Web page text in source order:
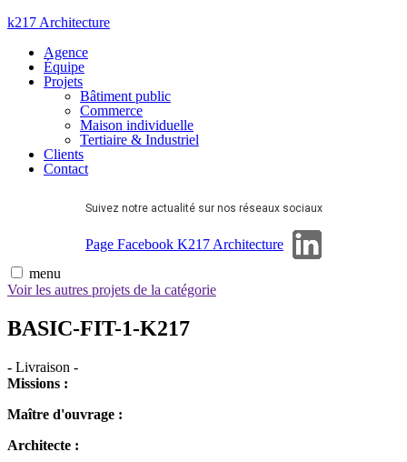
Aller
contenu
k217 Architecture
Agence
Équipe
Projets
Bâtiment public
Commerce
Maison individuelle
Tertiaire & Industriel
Clients
Contact
Suivez notre actualité sur nos réseaux sociaux
Page Facebook K217 Architecture
menu
Voir les autres projets de la catégorie
BASIC-FIT-1-K217
- Livraison -
Missions :
Maître d'ouvrage :
Architecte :